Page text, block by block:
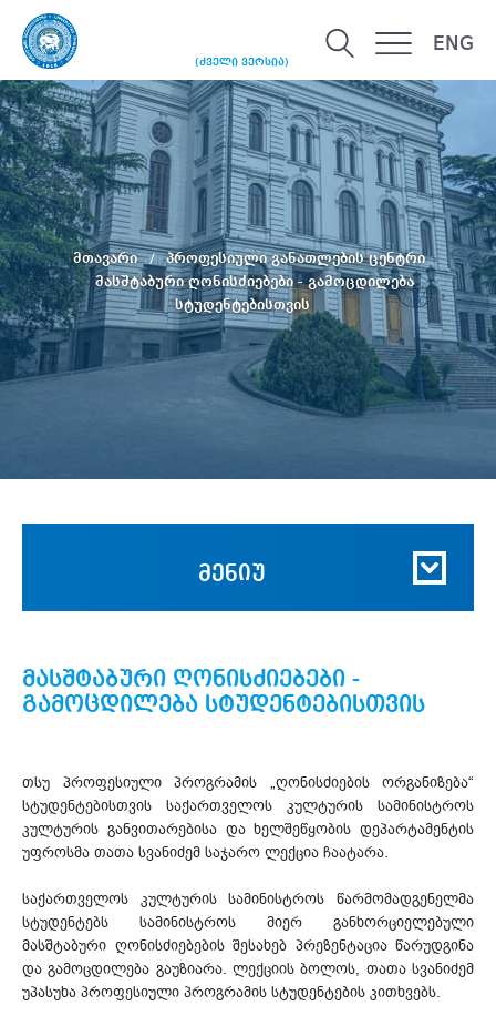
(ძველი ვერსია)
ENG
მთავარი
პროფესიული განათლების ცენტრი
მასშტაბური ღონისძიებები - გამოცდილება
სტუდენტებისთვის
მენიუ
მასშტაბური ღონისძიებები -
გამოცდილება სტუდენტებისთვის
თსუ პროფესიული პროგრამის „ღონისძიების ორგანიზება“
სტუდენტებისთვის საქართველოს კულტურის სამინისტროს
კულტურის განვითარებისა და ხელშეწყობის დეპარტამენტის
უფროსმა თათა სვანიძემ საჯარო ლექცია ჩაატარა.
საქართველოს კულტურის სამინისტროს წარმომადგენელმა
სტუდენტებს სამინისტროს მიერ განხორციელებული
მასშტაბური ღონისძიებების შესახებ პრეზენტაცია წარუდგინა
და გამოცდილება გაუზიარა. ლექციის ბოლოს, თათა სვანიძემ
უპასუხა პროფესიული პროგრამის სტუდენტების კითხვებს.